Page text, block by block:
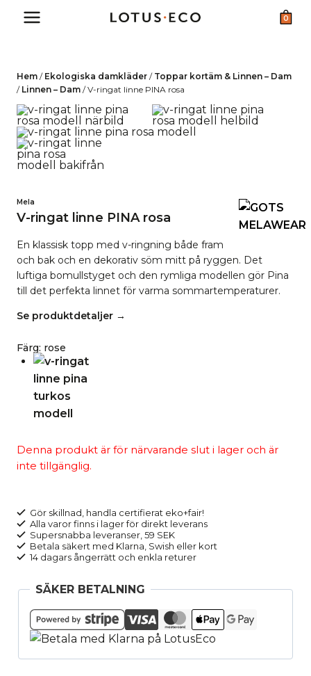
0
Hem / Ekologiska damkläder / Toppar kortäm & Linnen – Dam
/ Linnen – Dam /V-ringat linne PINA rosa
Mela
V-ringat linne PINA rosa
En klassisk topp med v-ringning både fram
och bak och en dekorativ söm mitt på ryggen. Det
luftiga bomullstyget och den rymliga modellen gör Pina
till det perfekta linnet för varma sommartemperaturer.
Se produktdetaljer →
Färg: rose
Denna produkt är för närvarande slut i lager och är
inte tillgänglig.
Gör skillnad, handla certifierat eko+fair!
Alla varor finns i lager för direkt leverans
Supersnabba leveranser, 59 SEK
Betala säkert med Klarna, Swish eller kort
14 dagars ångerrätt och enkla returer
SÄKER BETALNING